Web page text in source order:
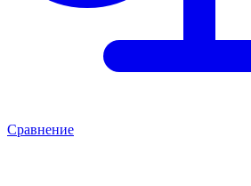
Сравнение